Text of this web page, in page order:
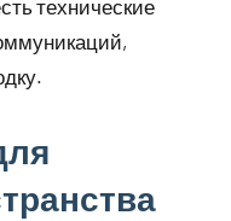
технические